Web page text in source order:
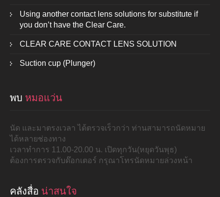
Using another contact lens solutions for substitute if
you don’t have the Clear Care.
CLEAR CARE CONTACT LENS SOLUTION
Suction cup (Plunger)
พบ หมอแว่น
นัด และมาตรงเวลา ได้ตรวจเร็วกว่า ท่านสามารถนัดหมาย
ได้หลายช่องทาง
เวลาทำการ 11.00-20.00 น. เปิดทุกวัน(หยุดวันพุธ)
ต้องการตรวจกับด๊อกเตอร์ กรุณาโทรนัดหมายล่วงหน้า
คลังสื่อ น่าสนใจ